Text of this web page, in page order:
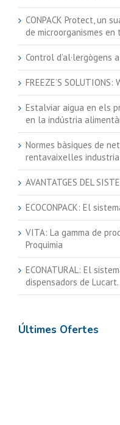
CONPACK Protect, un
de microorganismes en
Control d’al·lergògens
FREEZE’S SOLUTIONS:
Estalviar aigua en els
en la indústria
Normes bàsiques de
rentavaixelles
AVANTATGES DEL
ECOCONPACK: El
VITA: La gamma de
Proquimia
ECONATURAL: El
dispensadors de Lucart.
Últimes Ofertes